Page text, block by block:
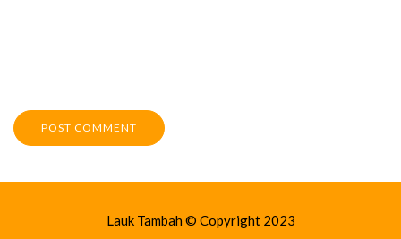
Lauk Tambah © Copyright 2023